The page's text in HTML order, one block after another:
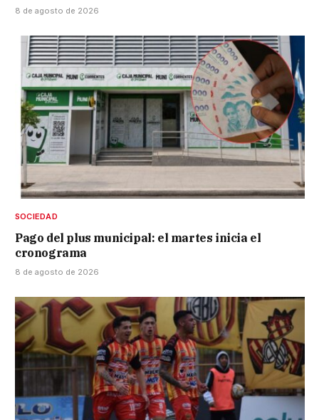
8 de agosto de 2026
SOCIEDAD
Pago del plus municipal: el martes inicia el
cronograma
8 de agosto de 2026